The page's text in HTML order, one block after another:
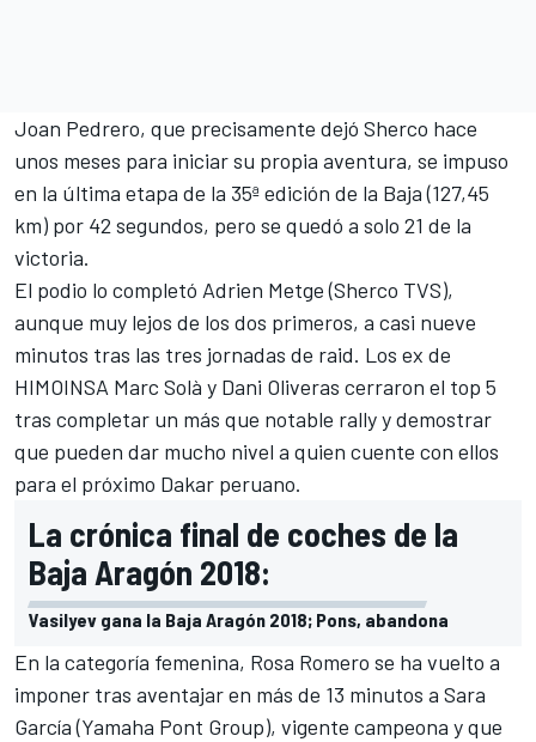
Joan Pedrero, que precisamente dejó Sherco hace
unos meses para iniciar su propia aventura, se impuso
en la última etapa de la 35ª edición de la Baja (127,45
km) por 42 segundos, pero se quedó a solo 21 de la
victoria.
El podio lo completó Adrien Metge (Sherco TVS),
aunque muy lejos de los dos primeros, a casi nueve
minutos tras las tres jornadas de raid. Los ex de
HIMOINSA Marc Solà y Dani Oliveras cerraron el top 5
tras completar un más que notable rally y demostrar
que pueden dar mucho nivel a quien cuente con ellos
para el próximo Dakar peruano.
La crónica final de coches de la
Baja Aragón 2018:
Vasilyev gana la Baja Aragón 2018; Pons, abandona
En la categoría femenina, Rosa Romero se ha vuelto a
imponer tras aventajar en más de 13 minutos a Sara
García (Yamaha Pont Group), vigente campeona y que